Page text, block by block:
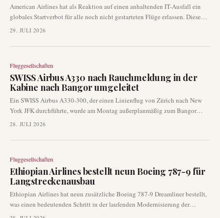
American Airlines hat als Reaktion auf einen anhaltenden IT-Ausfall ein
globales Startverbot für alle noch nicht gestarteten Flüge erlassen. Diese
erhebliche Betriebsunterbrechung legt die Abflüge im gesamten
Auswirkungen auf die Passagiere. Die Fluggesellschaft arbeitet aktiv an der
29. JULI 2026
Fluggesellschaften
SWISS Airbus A330 nach Rauchmeldung in der
Kabine nach Bangor umgeleitet
Ein SWISS Airbus A330-300, der einen Linienflug von Zürich nach New
York JFK durchführte, wurde am Montag außerplanmäßig zum Bangor
International Airport umgeleitet. Die Umleitung erfolgte aufgrund von
standen bereit, als das Flugzeug sicher landete.
28. JULI 2026
Fluggesellschaften
Ethiopian Airlines bestellt neun Boeing 787-9 für
Langstreckenausbau
Ethiopian Airlines hat neun zusätzliche Boeing 787-9 Dreamliner bestellt,
was einen bedeutenden Schritt in der laufenden Modernisierung der
Langstreckenflotte und dem Ausbau des Interkontinentalnetzes der